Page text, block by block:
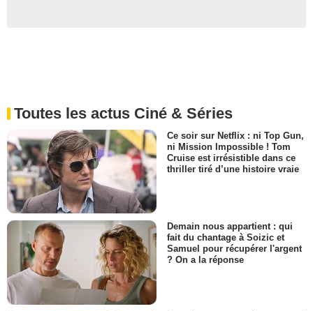
Toutes les actus Ciné & Séries
Ce soir sur Netflix : ni Top Gun,
ni Mission Impossible ! Tom
Cruise est irrésistible dans ce
thriller tiré d’une histoire vraie
Demain nous appartient : qui
fait du chantage à Soizic et
Samuel pour récupérer l'argent
? On a la réponse